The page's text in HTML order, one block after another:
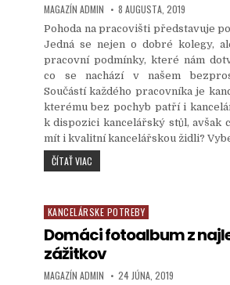
AUTHOR:
MAGAZÍN ADMIN PUBLISHED DATE:
8 AUGUSTA, 2019
Pohoda na pracovišti představuje
Jedná se nejen o dobré kolegy,
pracovní podmínky, které nám
co se nachází v našem
Součástí každého pracovníka je
kterému bez pochyb patří i
k dispozici kancelářský stůl, avšak
mít i kvalitní kancelářskou židli?
ČÍTAŤ VIACJAK VYBRAT KE KANCELÁŘSKÉMU
Posted in
KANCELÁRSKE POTREBY
Domáci fotoalbum z
zážitkov
AUTHOR:
MAGAZÍN ADMIN PUBLISHED DATE:
24 JÚNA, 2019